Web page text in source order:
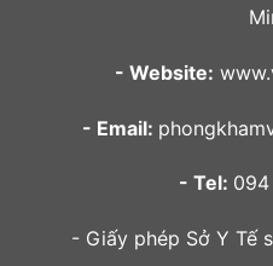
- Website:
- Email:
- Tel:
- Giấy phép Sở Y Tế